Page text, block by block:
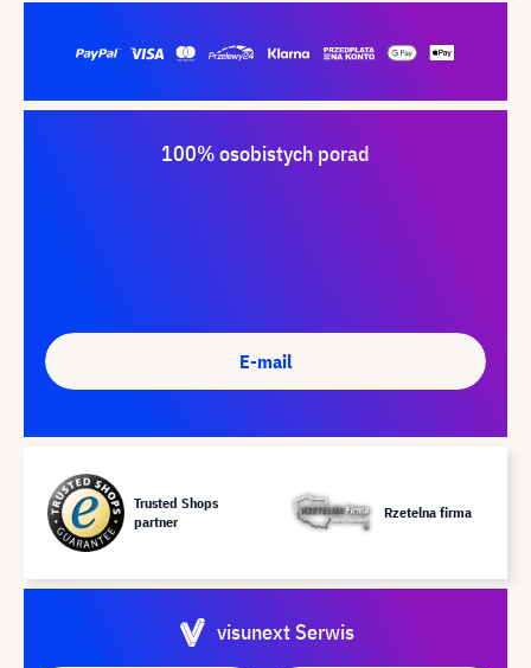
100% osobistych porad
E-mail
Trusted Shops
partner
Rzetelna firma
visunext Serwis